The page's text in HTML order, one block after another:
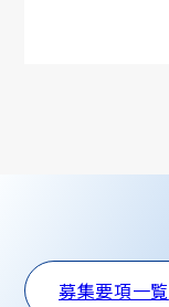
募集要項一覧